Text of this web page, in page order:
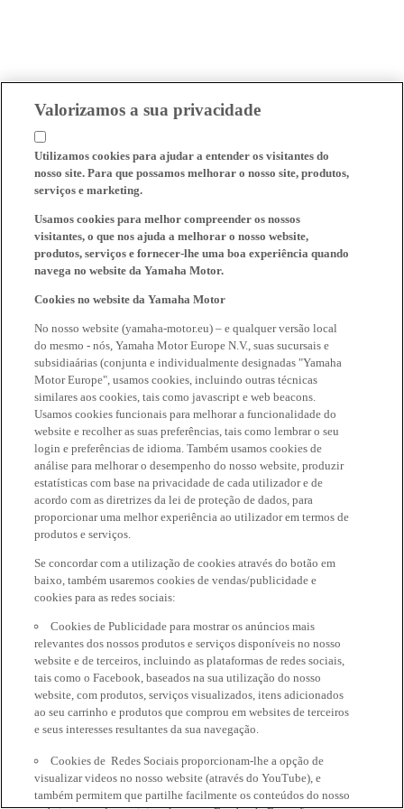
Valorizamos a sua privacidade
Utilizamos cookies para ajudar a entender os visitantes do
nosso site. Para que possamos melhorar o nosso site, produtos,
serviços e marketing.
Usamos cookies para melhor compreender os nossos
visitantes, o que nos ajuda a melhorar o nosso website,
produtos, serviços e fornecer-lhe uma boa experiência quando
navega no website da Yamaha Motor.
Cookies no website da Yamaha Motor
No nosso website (yamaha-motor.eu) – e qualquer versão local
do mesmo - nós, Yamaha Motor Europe N.V., suas sucursais e
subsidiaárias (conjunta e individualmente designadas "Yamaha
Motor Europe", usamos cookies, incluindo outras técnicas
similares aos cookies, tais como javascript e web beacons.
Usamos cookies funcionais para melhorar a funcionalidade do
website e recolher as suas preferências, tais como lembrar o seu
login e preferências de idioma. Também usamos cookies de
análise para melhorar o desempenho do nosso website, produzir
estatísticas com base na privacidade de cada utilizador e de
acordo com as diretrizes da lei de proteção de dados, para
proporcionar uma melhor experiência ao utilizador em termos de
produtos e serviços.
Se concordar com a utilização de cookies através do botão em
baixo, também usaremos cookies de vendas/publicidade e
cookies para as redes sociais:
Cookies de Publicidade para mostrar os anúncios mais
relevantes dos nossos produtos e serviços disponíveis no nosso
website e de terceiros, incluindo as plataformas de redes sociais,
tais como o Facebook, baseados na sua utilização do nosso
website, com produtos, serviços visualizados, itens adicionados
ao seu carrinho e produtos que comprou em websites de terceiros
e seus interesses resultantes da sua navegação.
Cookies de Redes Sociais proporcionam-lhe a opção de
visualizar videos no nosso website (através do YouTube), e
também permitem que partilhe facilmente os conteúdos do nosso